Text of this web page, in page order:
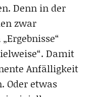
Denn in der
zwar
Damit
Anfälligkeit
Oder etwas